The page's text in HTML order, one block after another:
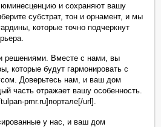
и сохраняют вашу
субстрат, тон и орнамент, и мы
которые точно подчеркнут
решениями. Вместе с нами, вы
которые будут гармонировать с
Доверьтесь нам, и ваш дом
часть отражает вашу особенность.
pmr.ru]портале[/url].
у нас, и ваш дом